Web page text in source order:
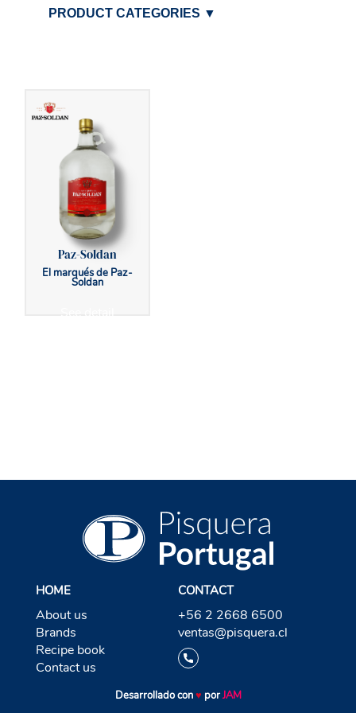
PRODUCT CATEGORIES ▼
Paz-Soldan
El marqués de Paz-
Soldan
HOME
About us
Brands
Recipe book
Contact us
CONTACT
+56 2 2668 6500
ventas@pisquera.cl
Desarrollado con♥ porJAM